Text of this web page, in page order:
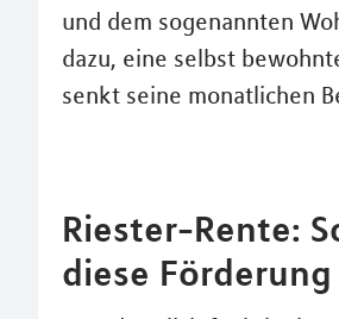
und dem sogenannten
dazu, eine selbst
senkt seine monatlichen
Riester-Rente:
diese